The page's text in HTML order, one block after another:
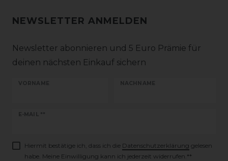
NEWSLETTER ANMELDEN
Newsletter abonnieren und 5 Euro Prämie für
deinen nächsten Einkauf sichern
VORNAME NACHNAME
E-MAIL **
Newsletter
Hiermit bestätige ich, dass ich die Daten­schutz­erklärung gelesen
habe. Meine Einwilligung kann ich jederzeit widerrufen.**